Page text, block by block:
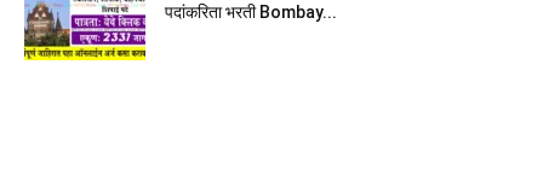
पदांकरिता भरती Bombay...